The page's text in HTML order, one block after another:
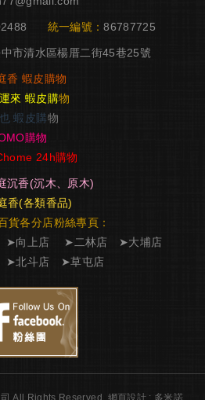
統一編號：86787725
市清水區楊厝二街45巷25號
香 蝦皮購物
來 蝦皮購物
蝦皮購物
購物
24h購物
沉香(沉木、原木)
香(各類香品)
貨各分店粉絲專頁：
➤向上店 ➤ 二林店 ➤大埔店
➤北斗店 ➤草屯店
All Rights Reserved. 網頁設計 : 多米諾